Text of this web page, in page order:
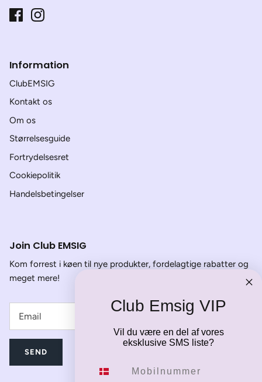
Information
ClubEMSIG
Kontakt os
Om os
Størrelsesguide
Fortrydelsesret
Cookiepolitik
Handelsbetingelser
Join Club EMSIG
Kom forrest i køen til nye produkter, fordelagtige rabatter og
meget mere!
SEND
Club Emsig VIP
Vil du være en del af vores
eksklusive SMS liste?